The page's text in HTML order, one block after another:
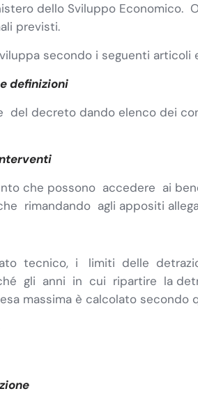
dello Sviluppo Economico.
previsti.
secondo i seguenti articoli
definizioni
del decreto dando elenco dei
che possono accedere ai
rimandando agli appositi
tecnico, i limiti delle
gli anni in cui ripartire la
massima è calcolato secondo